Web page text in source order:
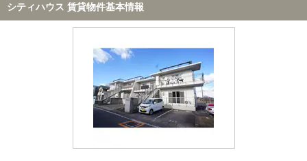
シティハウス 賃貸物件基本情報